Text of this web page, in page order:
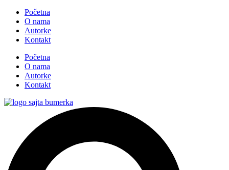
Početna
O nama
Autorke
Kontakt
Početna
O nama
Autorke
Kontakt